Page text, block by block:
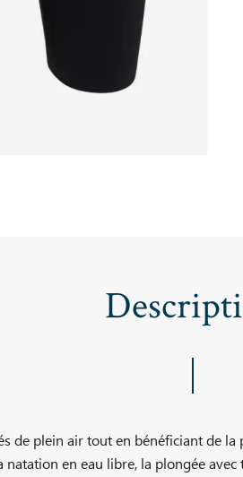
de plein air tout en bénéficiant de
en eau libre, la plongée avec